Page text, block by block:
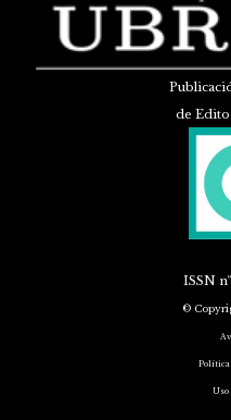
de
ISSN
©
Política
Uso